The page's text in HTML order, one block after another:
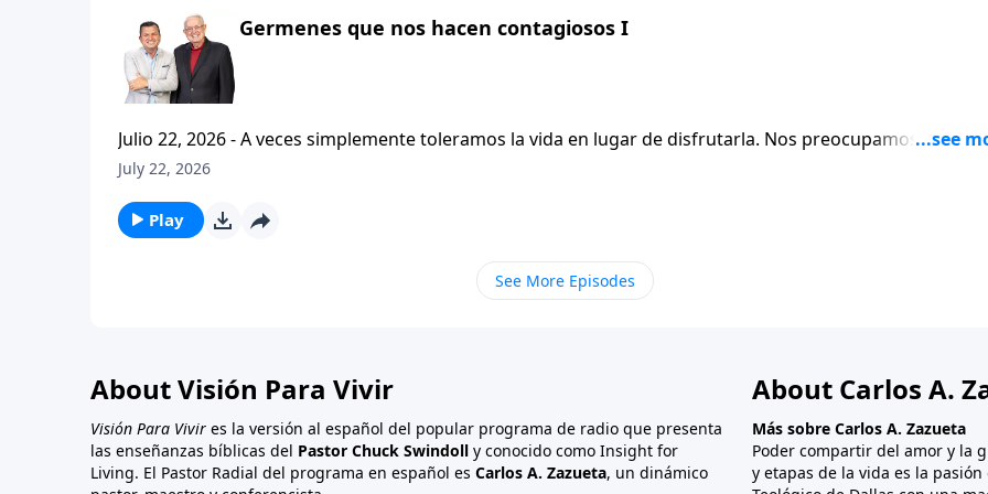
Germenes que nos hacen contagiosos I
Julio 22, 2026 - A veces simplemente toleramos la vida en lugar de disfrutarla. Nos preocupamos por las
luchas y los problemas cotidianos, y sin darnos cuenta, empezamos a llevar cargas que no necesitamos.
serie titulada: Cristianismo Contagioso, y nos dara esperanza y consejo.
July 22, 2026
Play
See More Episodes
About Visión Para Vivir
Visión Para Vivir es la versión al español del popular programa de radio que presenta
las enseñanzas bíblicas del Pastor Chuck Swindoll y conocido como Insight for
Living. El Pastor Radial del programa en español es Carlos A. Zazueta, un dinámico
About Carlos A.
Más sobre Carlos A. Zazueta
Poder compartir del amor y la
y etapas de la vida es la